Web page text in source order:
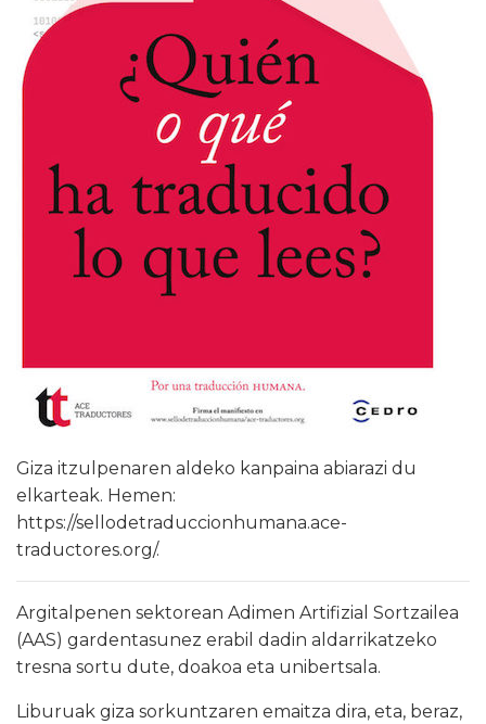
Giza itzulpenaren aldeko kanpaina abiarazi du
elkarteak. Hemen:
https://sellodetraduccionhumana.ace-
traductores.org/.
Argitalpenen sektorean Adimen Artifizial Sortzailea
(AAS) gardentasunez erabil dadin aldarrikatzeko
tresna sortu dute, doakoa eta unibertsala.
Liburuak giza sorkuntzaren emaitza dira, eta, beraz,